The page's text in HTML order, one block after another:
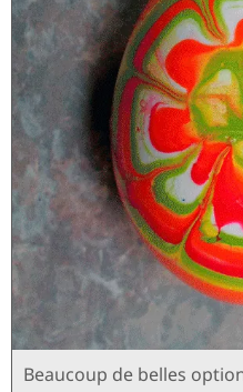
Beaucoup de belles